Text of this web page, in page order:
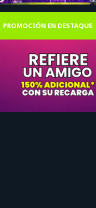
PROMOCIÓN EN DESTAQUE